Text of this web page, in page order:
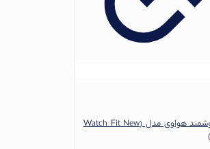
ساعت هوشمند هواوی مدل (Watch Fit New